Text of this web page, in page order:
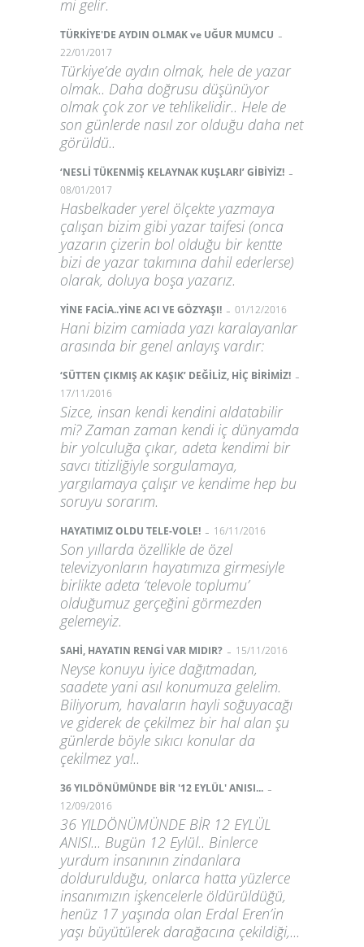
mi gelir.
TÜRKİYE'DE AYDIN OLMAK ve UĞUR MUMCU -
22/01/2017
Türkiye’de aydın olmak, hele de yazar
olmak.. Daha doğrusu düşünüyor
olmak çok zor ve tehlikelidir.. Hele de
son günlerde nasıl zor olduğu daha net
görüldü..
‘NESLİ TÜKENMİŞ KELAYNAK KUŞLARI’ GİBİYİZ! -
08/01/2017
Hasbelkader yerel ölçekte yazmaya
çalışan bizim gibi yazar taifesi (onca
yazarın çizerin bol olduğu bir kentte
bizi de yazar takımına dahil ederlerse)
olarak, doluya boşa yazarız.
YİNE FACİA..YİNE ACI VE GÖZYAŞI! - 01/12/2016
Hani bizim camiada yazı karalayanlar
arasında bir genel anlayış vardır:
‘SÜTTEN ÇIKMIŞ AK KAŞIK’ DEĞİLİZ, HİÇ BİRİMİZ! -
17/11/2016
Sizce, insan kendi kendini aldatabilir
mi? Zaman zaman kendi iç dünyamda
bir yolculuğa çıkar, adeta kendimi bir
savcı titizliğiyle sorgulamaya,
yargılamaya çalışır ve kendime hep bu
soruyu sorarım.
HAYATIMIZ OLDU TELE-VOLE! - 16/11/2016
Son yıllarda özellikle de özel
televizyonların hayatımıza girmesiyle
birlikte adeta ‘televole toplumu’
olduğumuz gerçeğini görmezden
gelemeyiz.
SAHİ, HAYATIN RENGİ VAR MIDIR? - 15/11/2016
Neyse konuyu iyice dağıtmadan,
saadete yani asıl konumuza gelelim.
Biliyorum, havaların hayli soğuyacağı
ve giderek de çekilmez bir hal alan şu
günlerde böyle sıkıcı konular da
çekilmez ya!..
36 YILDÖNÜMÜNDE BİR '12 EYLÜL' ANISI... -
12/09/2016
36 YILDÖNÜMÜNDE BİR 12 EYLÜL
ANISI... Bugün 12 Eylül.. Binlerce
yurdum insanının zindanlara
doldurulduğu, onlarca hatta yüzlerce
insanımızın işkencelerle öldürüldüğü,
henüz 17 yaşında olan Erdal Eren’in
yaşı büyütülerek darağacına çekildiği,...